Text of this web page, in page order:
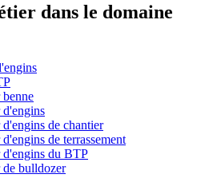
dans le domaine
de chantier
de terrassement
du BTP
bulldozer